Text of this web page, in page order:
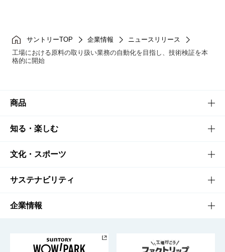
サントリーTOP 企業情報
ニュースリリース
工場における原料の取り扱い業務の自動化を目指し、技術検証を本
格的に開始
商品
商品TOP
商品一覧
商品発売情報
栄養成分一覧
知る・楽しむ
知る・楽しむTOP
キャンペーン
工場見学
文化・スポーツ
文化・スポーツTOP
サントリーホール
サステナビリティ
サステナビリティTOP
企業情報